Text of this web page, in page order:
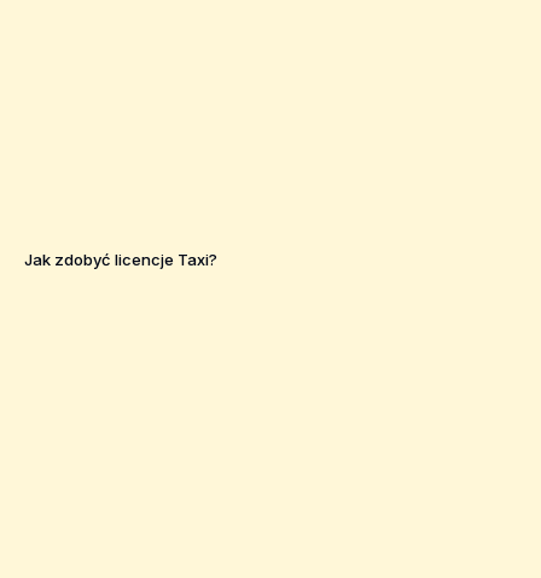
Jak zdobyć licencje Taxi?